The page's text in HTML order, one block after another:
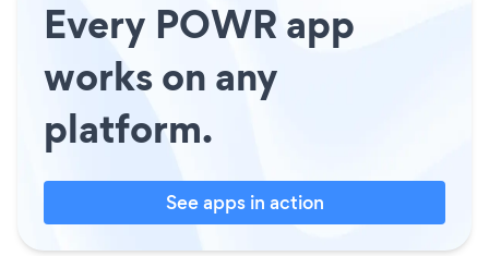
Every POWR app
works on any
platform.
See apps in action